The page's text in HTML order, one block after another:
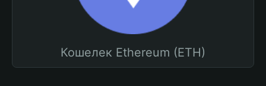
Кошелек Ethereum (ETH)